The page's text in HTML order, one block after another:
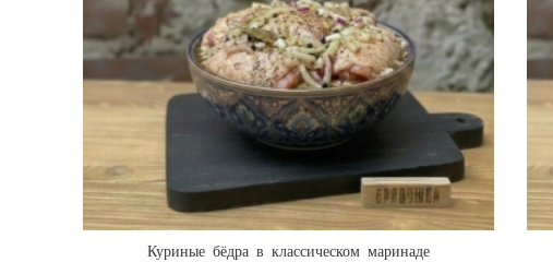
Куриные бёдра в классическом маринаде